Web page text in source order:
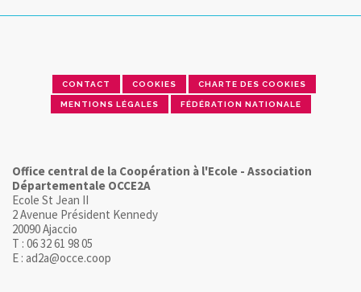
CONTACT COOKIES CHARTE DES COOKIES
MENTIONS LÉGALES FÉDÉRATION NATIONALE
Office central de la Coopération à l'Ecole - Association
Départementale OCCE2A
Ecole St Jean II
2 Avenue Président Kennedy
20090 Ajaccio
T : 06 32 61 98 05
E : ad2a@occe.coop